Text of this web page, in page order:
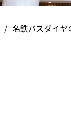
名鉄バスダイヤ